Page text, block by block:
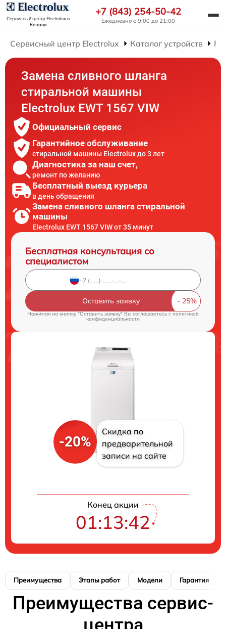
Сервисный центр Electroluxв
Казани
+7 (843) 254-50-42
Ежедневно с 9:00 до 21:00
Сервисный центр Electrolux Каталог устройств
Замена сливного шланга
стиральной машины
Electrolux EWT 1567 VIW
Официальный сервис
Гарантийное обслуживание
стиральной машины Electrolux до 3 лет
Диагностика за наш счет,
ремонт по желанию
Бесплатный выезд курьера
в день обращения
Замена сливного шланга стиральной
машины
Electrolux EWT 1567 VIW от 35 минут
Бесплатная консультация со
специалистом
Оставить заявку
Нажимая на кнопку "Оставить заявку" Вы соглашаетесь c политикой
конфиденциальности
-20%
Скидка по
предварительной
записи на сайте
Конец акции
01:13:41
Преимущества Этапы работ Модели Гарантия
Преимущества сервис-